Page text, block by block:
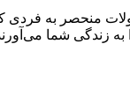
منحصر به
شما